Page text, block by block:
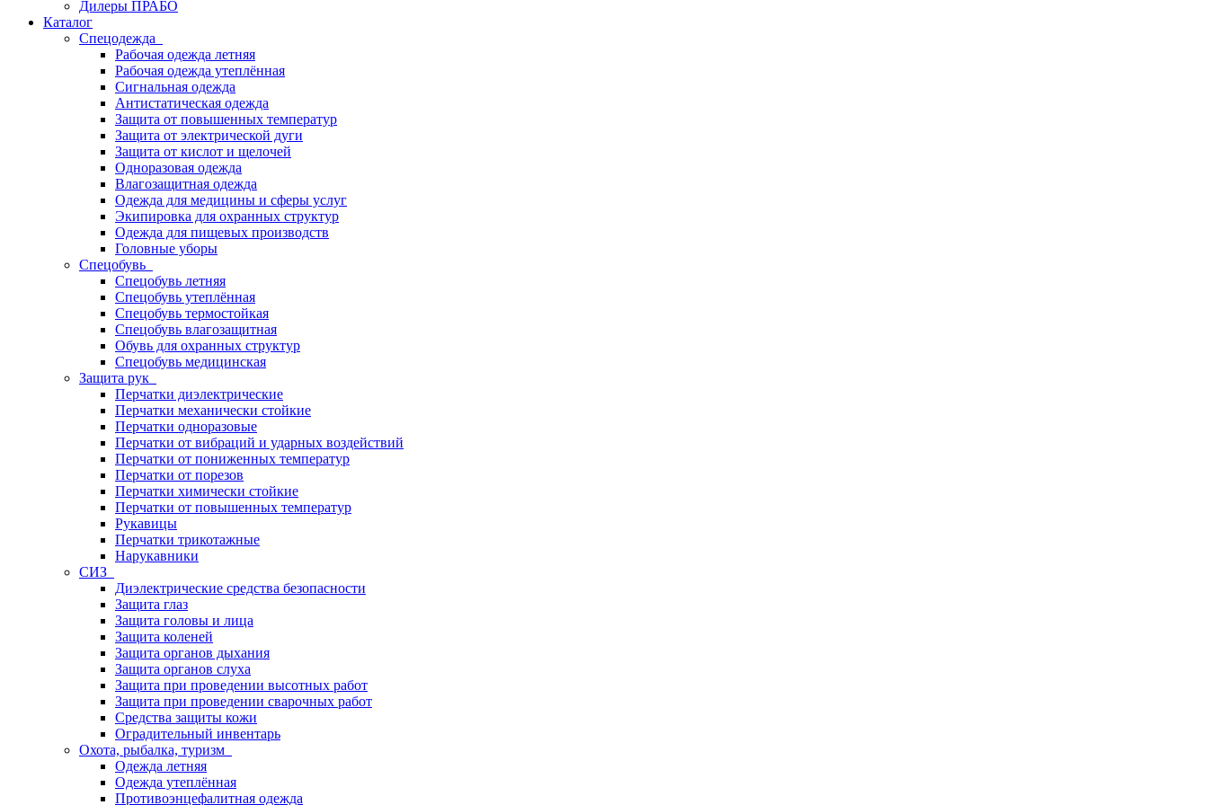
Дилеры ПРАБО
Каталог
Спецодежда
Рабочая одежда летняя
Рабочая одежда утеплённая
Сигнальная одежда
Антистатическая одежда
Защита от повышенных температур
Защита от электрической дуги
Защита от кислот и щелочей
Одноразовая одежда
Влагозащитная одежда
Одежда для медицины и сферы услуг
Экипировка для охранных структур
Одежда для пищевых производств
Головные уборы
Спецобувь
Спецобувь летняя
Спецобувь утеплённая
Спецобувь термостойкая
Спецобувь влагозащитная
Обувь для охранных структур
Спецобувь медицинская
Защита рук
Перчатки диэлектрические
Перчатки механически стойкие
Перчатки одноразовые
Перчатки от вибраций и ударных воздействий
Перчатки от пониженных температур
Перчатки от порезов
Перчатки химически стойкие
Перчатки от повышенных температур
Рукавицы
Перчатки трикотажные
Нарукавники
СИЗ
Диэлектрические средства безопасности
Защита глаз
Защита головы и лица
Защита коленей
Защита органов дыхания
Защита органов слуха
Защита при проведении высотных работ
Защита при проведении сварочных работ
Средства защиты кожи
Оградительный инвентарь
Охота, рыбалка, туризм
Одежда летняя
Одежда утеплённая
Противоэнцефалитная одежда